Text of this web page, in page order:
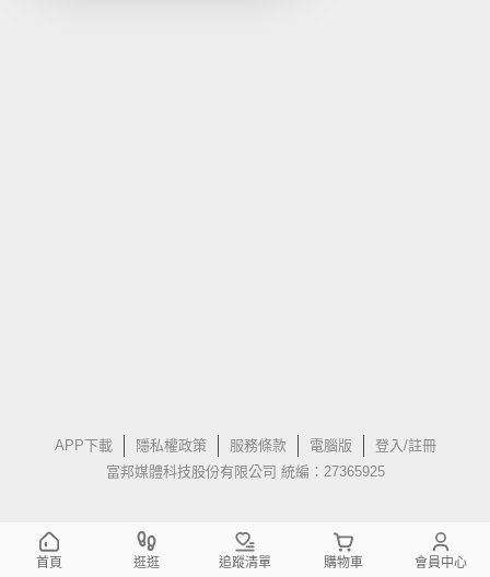
APP下載 隱私權政策 服務條款 電腦版
登入/註冊
富邦媒體科技股份有限公司 統編：27365925
首頁 逛逛 追蹤清單 購物車 會員中心